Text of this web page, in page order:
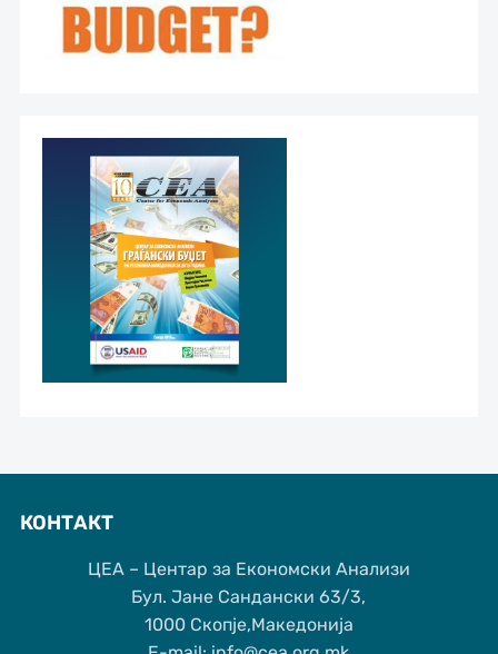
КОНТАКТ
ЦЕА – Центар за Економски Анализи
Бул. Јане Сандански 63/3,
1000 Скопје,Македонија